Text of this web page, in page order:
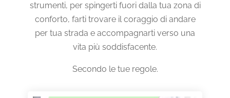
strumenti, per spingerti fuori dalla tua zona di
conforto, farti trovare il coraggio di andare
per tua strada e accompagnarti verso una
vita più soddisfacente.
Secondo le tue regole.